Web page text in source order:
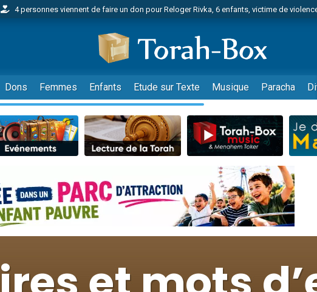
4 personnes viennent de faire un don pour Reloger Rivka, 6 enfants, victime de
17 personnes viennent de demander une bénédiction
4 personnes viennent de nous rejoindre sur WhatsApp
Il reste 49 places pour étudier en groupe sur Zoom
23 personnes viennent de faire un don pour Diane, 80 ans, dans un appartement
Eva vient de donner son Maasser
4 personnes viennent de nous rejoindre sur WhatsApp
3 personnes viennent de nous rejoindre sur WhatsApp
3 personnes viennent de faire un don pour 5 jours de vacances aux Orphelins
Odaya vient de donner son Maasser
2 personnes viennent de nous rejoindre sur WhatsApp
13 personnes viennent de demander une bénédiction
Il reste 49 places pour étudier en groupe sur Zoom
Dons Femmes Enfants Etude sur Texte Musique Paracha